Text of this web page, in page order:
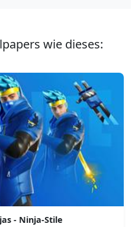
wie dieses:
- Ninja-Stile